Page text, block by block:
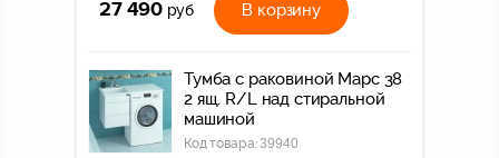
27 490 руб В корзину
Тумба с раковиной Марс 38
2 ящ. R/L над стиральной
машиной
Код товара:39940